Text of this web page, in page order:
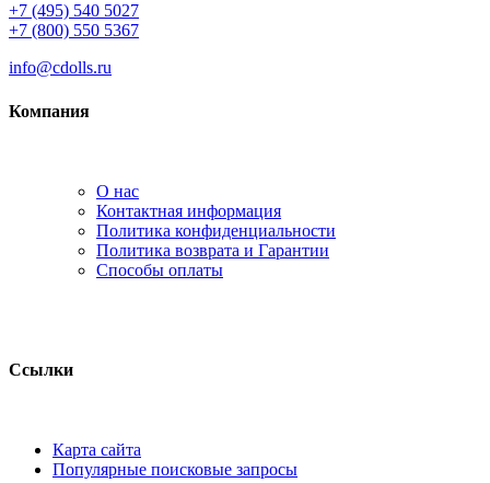
+7 (495) 540 5027
+7 (800) 550 5367
info@cdolls.ru
Компания
О нас
Контактная информация
Политика конфиденциальности
Политика возврата и Гарантии
Способы оплаты
Ссылки
Карта сайта
Популярные поисковые запросы